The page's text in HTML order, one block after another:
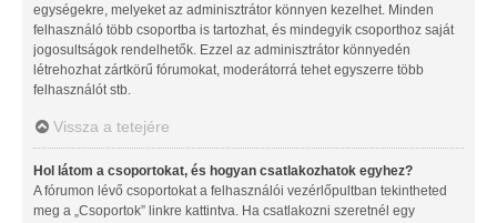
egységekre, melyeket az adminisztrátor könnyen kezelhet. Minden
felhasználó több csoportba is tartozhat, és mindegyik csoporthoz saját
jogosultságok rendelhetők. Ezzel az adminisztrátor könnyedén
létrehozhat zártkörű fórumokat, moderátorrá tehet egyszerre több
felhasználót stb.
Vissza a tetejére
Hol látom a csoportokat, és hogyan csatlakozhatok egyhez?
A fórumon lévő csoportokat a felhasználói vezérlőpultban tekintheted
meg a „Csoportok” linkre kattintva. Ha csatlakozni szeretnél egy